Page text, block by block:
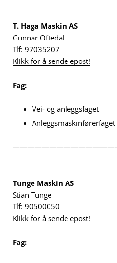
T. Haga Maskin AS
Gunnar Oftedal
Tlf: 97035207
Klikk for å sende epost!
Fag:
Vei- og anleggsfaget
Anleggsmaskinførerfaget
Tunge Maskin AS
Stian Tunge
Tlf: 90500050
Klikk for å sende epost!
Fag: